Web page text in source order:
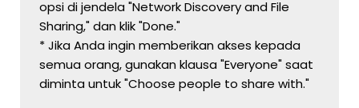
opsi di jendela "Network Discovery and File
Sharing," dan klik "Done."
* Jika Anda ingin memberikan akses kepada
semua orang, gunakan klausa "Everyone" saat
diminta untuk "Choose people to share with."